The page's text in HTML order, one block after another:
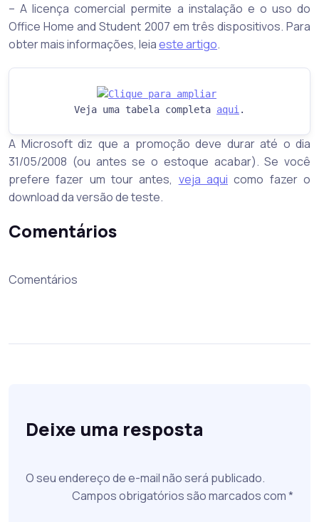
– A licença comercial permite a instalação e o uso do
Office Home and Student 2007 em três dispositivos. Para
obter mais informações, leiaeste artigo.
Veja uma tabela completa aqui.
A Microsoft diz que a promoção deve durar até o dia
31/05/2008 (ou antes se o estoque acabar). Se você
prefere fazer um tour antes, veja aqui como fazer o
download da versão de teste.
Comentários
Comentários
Deixe uma resposta
O seu endereço de e-mail não será publicado.
Campos obrigatórios são marcados com*